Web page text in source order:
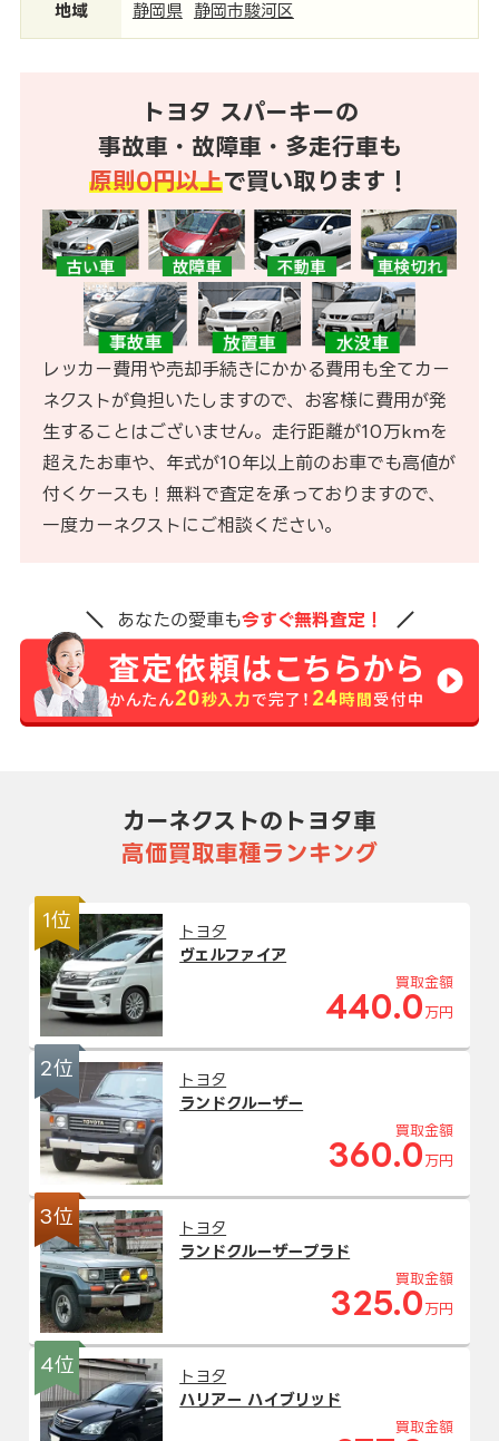
地域 静岡県 静岡市駿河区
トヨタ スパーキーの
事故車・故障車・多走行車も
原則0円以上で買い取ります！
レッカー費用や売却手続きにかかる費用も全てカー
ネクストが負担いたしますので、お客様に費用が発
生することはございません。走行距離が10万kmを
超えたお車や、年式が10年以上前のお車でも高値が
付くケースも！無料で査定を承っておりますので、
一度カーネクストにご相談ください。
あなたの愛車も今すぐ無料査定！
カーネクストのトヨタ車
高価買取車種ランキング
1位
トヨタ
ヴェルファイア
買取金額
440.0 万円
2位
トヨタ
ランドクルーザー
買取金額
360.0 万円
3位
トヨタ
ランドクルーザープラド
買取金額
325.0 万円
4位
トヨタ
ハリアー ハイブリッド
買取金額